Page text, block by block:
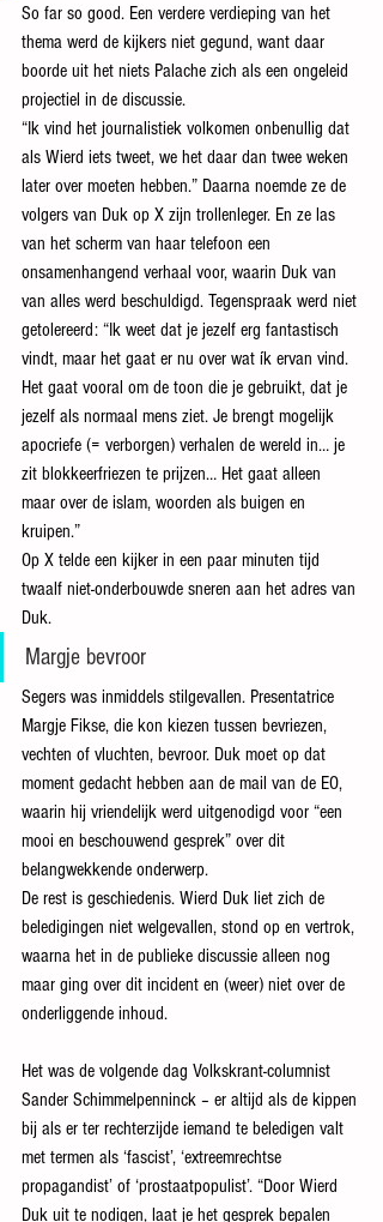
So far so good. Een verdere verdieping van het
thema werd de kijkers niet gegund, want daar
boorde uit het niets Palache zich als een ongeleid
projectiel in de discussie.
“Ik vind het journalistiek volkomen onbenullig dat
als Wierd iets tweet, we het daar dan twee weken
later over moeten hebben.” Daarna noemde ze de
volgers van Duk op X zijn trollenleger. En ze las
van het scherm van haar telefoon een
onsamenhangend verhaal voor, waarin Duk van
van alles werd beschuldigd. Tegenspraak werd niet
getolereerd: “Ik weet dat je jezelf erg fantastisch
vindt, maar het gaat er nu over wat ík ervan vind.
Het gaat vooral om de toon die je gebruikt, dat je
jezelf als normaal mens ziet. Je brengt mogelijk
apocriefe (= verborgen) verhalen de wereld in… je
zit blokkeerfriezen te prijzen… Het gaat alleen
maar over de islam, woorden als buigen en
kruipen.”
Op X telde een kijker in een paar minuten tijd
twaalf niet-onderbouwde sneren aan het adres van
Duk.
Margje bevroor
Segers was inmiddels stilgevallen. Presentatrice
Margje Fikse, die kon kiezen tussen bevriezen,
vechten of vluchten, bevroor. Duk moet op dat
moment gedacht hebben aan de mail van de EO,
waarin hij vriendelijk werd uitgenodigd voor “een
mooi en beschouwend gesprek” over dit
belangwekkende onderwerp.
De rest is geschiedenis. Wierd Duk liet zich de
beledigingen niet welgevallen, stond op en vertrok,
waarna het in de publieke discussie alleen nog
maar ging over dit incident en (weer) niet over de
onderliggende inhoud.
Het was de volgende dag Volkskrant-columnist
Sander Schimmelpenninck – er altijd als de kippen
bij als er ter rechterzijde iemand te beledigen valt
met termen als ‘fascist’, ‘extreemrechtse
propagandist’ of ‘prostaatpopulist’. “Door Wierd
Duk uit te nodigen, laat je het gesprek bepalen